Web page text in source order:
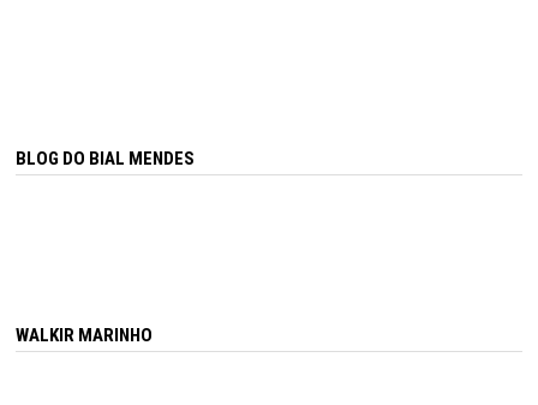
BLOG DO BIAL MENDES
WALKIR MARINHO